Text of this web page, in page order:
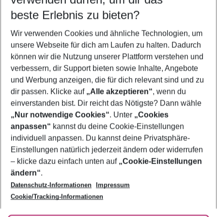
5-8 Nächte
2 Erwachsene Keine Kinder
Mehr Filter anzeigen
Footer
Footer navigation
Über uns
AGB
Bestpreisgarantie
Cookie-Einstellungen ändern
Cookie-Richtlinie
Agenturbetreuung
Barrierefreies Reisen
Folge uns
beste Erlebnis zu bieten?
Wir verwenden Cookies und ähnliche Technologien, um
unsere Webseite für dich am Laufen zu halten. Dadurch
können wir die Nutzung unserer Plattform verstehen und
verbessern, dir Support bieten sowie Inhalte, Angebote
und Werbung anzeigen, die für dich relevant sind und zu
dir passen. Klicke auf „Alle akzeptieren“, wenn du
einverstanden bist. Dir reicht das Nötigste? Dann wähle
„Nur notwendige Cookies“. Unter „Cookies
anpassen“ kannst du deine Cookie-Einstellungen
individuell anpassen. Du kannst deine Privatsphäre-
Einstellungen natürlich jederzeit ändern oder widerrufen
– klicke dazu einfach unten auf „Cookie-Einstellungen
ändern“.
Datenschutz-Informationen
Impressum
Cookie/Tracking-Informationen